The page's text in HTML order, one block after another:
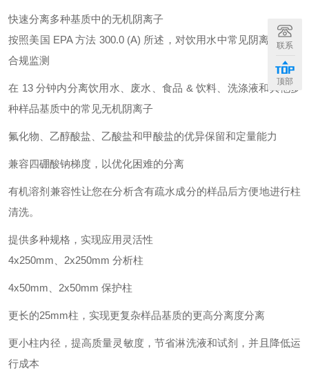
快速分离多种基质中的无机阴离子
按照美国 EPA 方法 300.0 (A) 所述，对饮用水中常见阴离子进行
合规监测
在 13 分钟内分离饮用水、废水、食品 & 饮料、洗涤液和其他多
种样品基质中的常见无机阴离子
氟化物、乙醇酸盐、乙酸盐和甲酸盐的优异保留和定量能力
兼容四硼酸钠梯度，以优化困难的分离
有机溶剂兼容性让您在分析含有疏水成分的样品后方便地进行柱
清洗。
提供多种规格，实现应用灵活性
4x250mm、2x250mm 分析柱
4x50mm、2x50mm 保护柱
更长的25mm柱，实现更复杂样品基质的更高分离度分离
更小柱内径，提高质量灵敏度，节省淋洗液和试剂，并且降低运
行成本
联系
顶部